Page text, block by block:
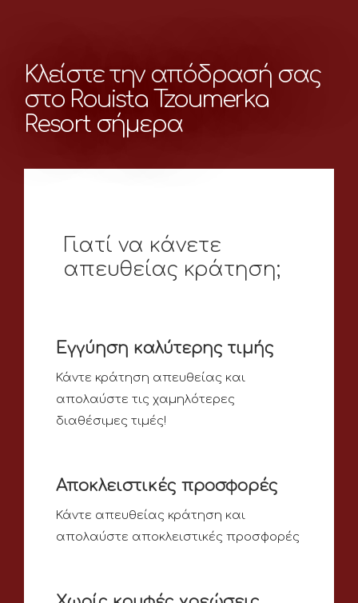
Κλείστε την απόδρασή σας
στο Rouista Tzoumerka
Resort σήμερα
Γιατί να κάνετε
απευθείας κράτηση;
Εγγύηση καλύτερης τιμής
Κάντε κράτηση απευθείας και
απολαύστε τις χαμηλότερες
διαθέσιμες τιμές!
Αποκλειστικές προσφορές
Κάντε απευθείας κράτηση και
απολαύστε αποκλειστικές προσφορές